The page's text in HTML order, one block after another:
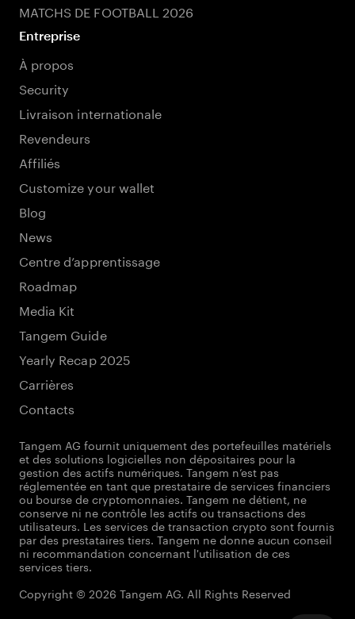
MATCHS DE FOOTBALL 2026
Entreprise
À propos
Security
Livraison internationale
Revendeurs
Affiliés
Customize your wallet
Blog
News
Centre d’apprentissage
Roadmap
Media Kit
Tangem Guide
Yearly Recap 2025
Carrières
Contacts
Tangem AG fournit uniquement des portefeuilles matériels
et des solutions logicielles non dépositaires pour la
gestion des actifs numériques. Tangem n’est pas
réglementée en tant que prestataire de services financiers
ou bourse de cryptomonnaies. Tangem ne détient, ne
conserve ni ne contrôle les actifs ou transactions des
utilisateurs. Les services de transaction crypto sont fournis
par des prestataires tiers. Tangem ne donne aucun conseil
ni recommandation concernant l'utilisation de ces
services tiers.